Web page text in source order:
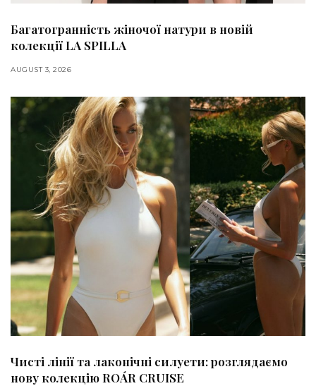
Багатогранність жіночої натури в новій
колекції LA SPILLA
AUGUST 3, 2026
Чисті лінії та лаконічні силуети: розглядаємо
нову колекцію ROÁR CRUISE